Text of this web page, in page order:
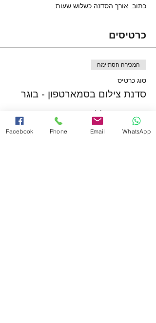
כתוב. אורך הסדנה כשלוש שעות.
כרטיסים
המכירה הסתיימה
סוג כרטיס
סדנת צילום בסמארטפון - בוגר
מחיר Facebook Phone Email WhatsApp